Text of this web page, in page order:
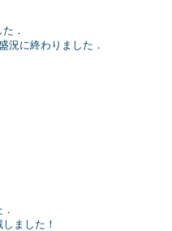
．
況に終わりました．
ました！